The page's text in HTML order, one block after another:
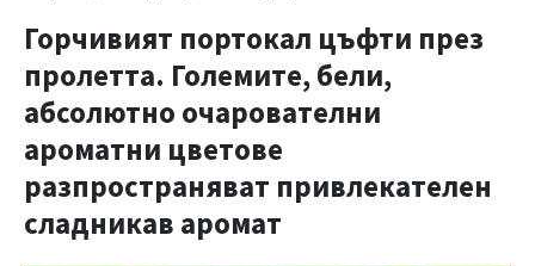
Горчивият портокал цъфти през
пролетта. Големите, бели,
абсолютно очарователни
ароматни цветове
разпространяват привлекателен
сладникав аромат